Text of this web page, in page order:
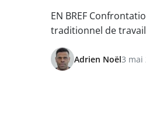
EN BREF
traditionnel de
Adrien Noël3 mai